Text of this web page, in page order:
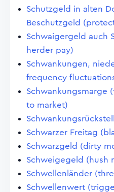
Schutzgeld in alten
Beschutzgeld
Schwaigergeld auch
herder pay)
Schwankungen,
frequency
Schwankungsmarge
to market)
Schwarzer Freitag
Schwarzgeld (dirty
Schweigegeld (hush
Schwellenländer
Schwellenwert